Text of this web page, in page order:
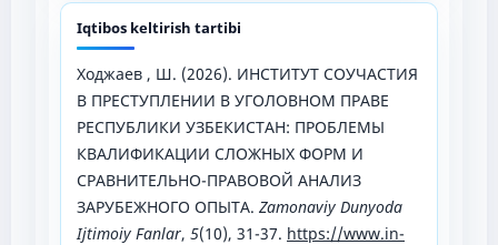
Iqtibos keltirish tartibi
Ходжаев , Ш. (2026). ИНСТИТУТ СОУЧАСТИЯ
В ПРЕСТУПЛЕНИИ В УГОЛОВНОМ ПРАВЕ
РЕСПУБЛИКИ УЗБЕКИСТАН: ПРОБЛЕМЫ
КВАЛИФИКАЦИИ СЛОЖНЫХ ФОРМ И
СРАВНИТЕЛЬНО-ПРАВОВОЙ АНАЛИЗ
ЗАРУБЕЖНОГО ОПЫТА. Zamonaviy Dunyoda
Ijtimoiy Fanlar, 5(10), 31-37. https://www.in-